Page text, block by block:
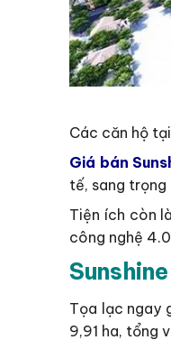
Các căn hộ
Giá bán
tế, sang
Tiện ích còn
công nghệ
Tọa lạc ngay
9,91 ha, tổng